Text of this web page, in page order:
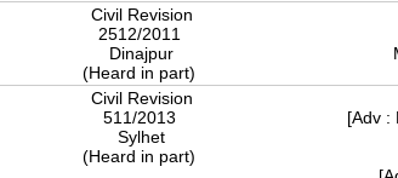
Civil Revision
2512/2011
Dinajpur
(Heard in part)
Civil Revision
511/2013
Sylhet
(Heard in part)
[Adv :